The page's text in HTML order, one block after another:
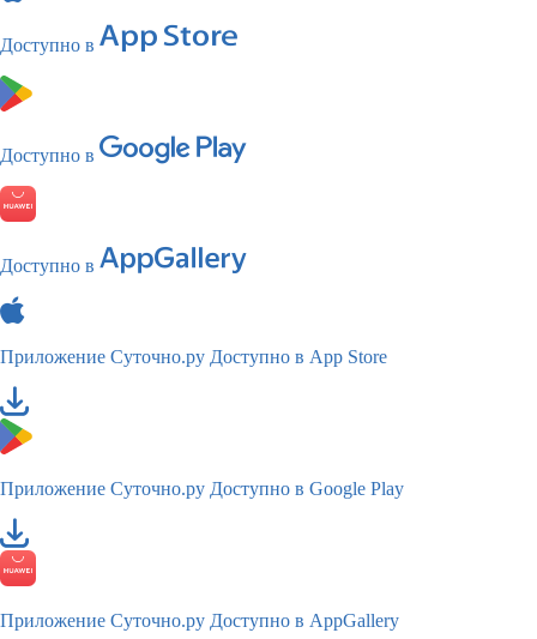
Доступно в
Доступно в
Доступно в
Приложение Суточно.ру Доступно в App Store
Приложение Суточно.ру Доступно в Google Play
Приложение Суточно.ру Доступно в AppGallery